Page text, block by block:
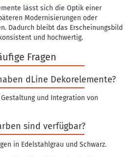
lässt sich die Optik einer
Modernisierungen oder
Dadurch bleibt das Erscheinungsbild
und hochwertig.
Fragen
dLine Dekorelemente?
und Integration von
sind verfügbar?
in Edelstahlgrau und Schwarz.